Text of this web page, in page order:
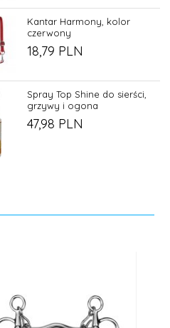
Kantar Harmony, kolor
czerwony
18,79 PLN
Spray Top Shine do sierści,
grzywy i ogona
47,98 PLN